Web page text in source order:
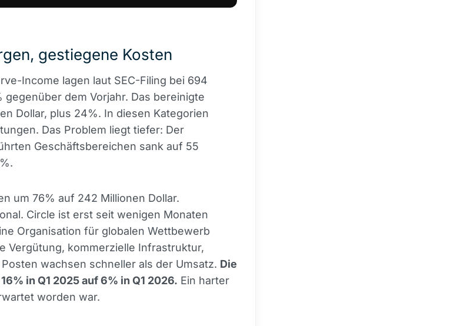
gestiegene Kosten
Income lagen laut SEC-Filing bei 694
gegenüber dem Vorjahr. Das bereinigte
Dollar, plus 24%. In diesen Kategorien
Das Problem liegt tiefer: Der
Geschäftsbereichen sank auf 55
um 76% auf 242 Millionen Dollar.
Circle ist erst seit wenigen Monaten
Organisation für globalen Wettbewerb
Vergütung, kommerzielle Infrastruktur,
wachsen schneller als der Umsatz. Die
in Q1 2025 auf 6% in Q1 2026. Ein harter
worden war.